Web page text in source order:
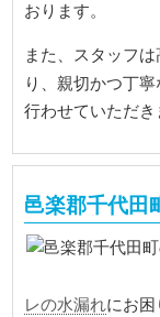
おります。
また、スタッフ
り、親切かつ丁
行わせていただき
邑楽郡千代田
レの水漏れにお